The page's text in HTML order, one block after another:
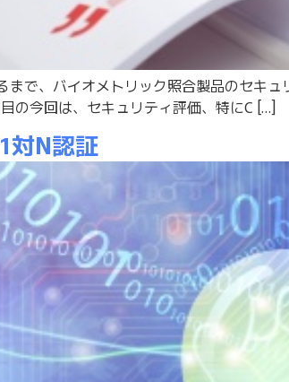
まで、バイオメトリック照合製品のセキ
の今回は、セキュリティ評価、特にC […]
対N認証